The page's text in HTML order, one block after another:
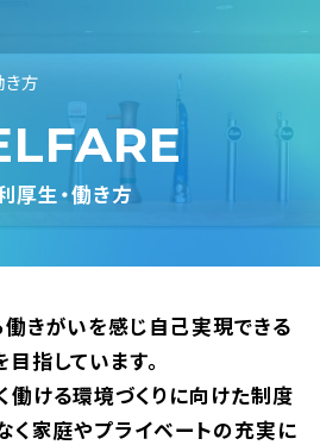
厚生・働き方
き方
きがいを感じ自己実現できる
指しています。
働ける環境づくりに向けた制度
く家庭やプライベートの充実に